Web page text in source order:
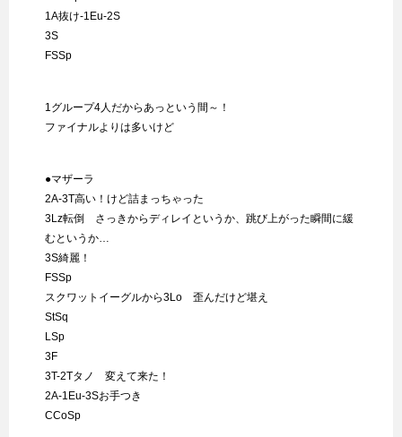
1A抜け-1Eu-2S
3S
FSSp
1グループ4人だからあっという間～！
ファイナルよりは多いけど
●マザーラ
2A-3T高い！けど詰まっちゃった
3Lz転倒 さっきからディレイというか、跳び上がった瞬間に緩
むというか…
3S綺麗！
FSSp
スクワットイーグルから3Lo 歪んだけど堪え
StSq
LSp
3F
3T-2Tタノ 変えて来た！
2A-1Eu-3Sお手つき
CCoSp